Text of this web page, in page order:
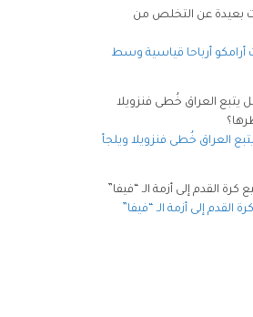
أرامكو أرباحا قياسية وسط
العراق خُطى فنزويلا ويلجأ
القدم إلى أزمة الـ “فيفا”